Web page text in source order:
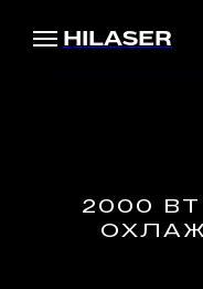
HILASER
2000